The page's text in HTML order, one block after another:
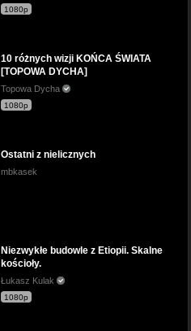
1080p
10 różnych wizji KOŃCA ŚWIATA
[TOPOWA DYCHA]
Topowa Dycha
1080p
Ostatni z nielicznych
mbkasek
Niezwykłe budowle z Etiopii. Skalne
kościoły.
Łukasz Kulak
1080p